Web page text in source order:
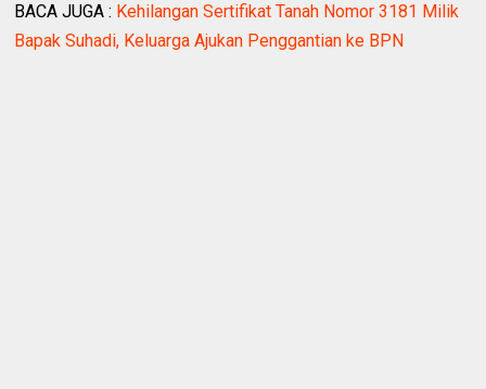
BACA JUGA : Kehilangan Sertifikat Tanah Nomor 3181 Milik
Bapak Suhadi, Keluarga Ajukan Penggantian ke BPN